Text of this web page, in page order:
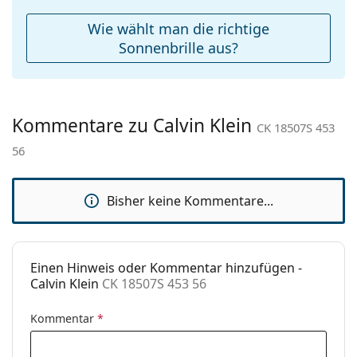
Weiteres
Damen
Verwendung:
Mode
Code:
Wie wählt man die richtige
Sonnenbrille aus?
Kommentare zu Calvin Klein CK 18507S 453
56
Bisher keine Kommentare...
Einen Hinweis oder Kommentar hinzufügen -
Calvin Klein CK 18507S 453 56
Kommentar *